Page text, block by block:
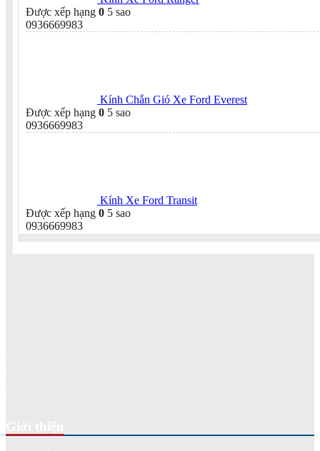
Được xếp hạng 0 5 sao
0936669983
Kính Chắn Gió Xe Ford Everest
Được xếp hạng 0 5 sao
0936669983
Kính Xe Ford Transit
Được xếp hạng 0 5 sao
0936669983